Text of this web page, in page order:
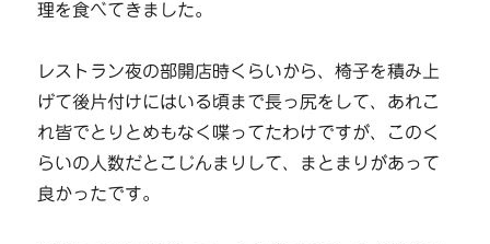
理を食べてきました。
レストラン夜の部開店時くらいから、椅子を積み上
げて後片付けにはいる頃まで長っ尻をして、あれこ
れ皆でとりとめもなく喋ってたわけですが、このく
らいの人数だとこじんまりして、まとまりがあって
良かったです。